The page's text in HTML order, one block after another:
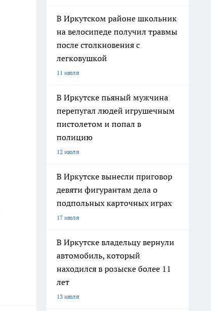
В Иркутском районе школьник
на велосипеде получил травмы
после столкновения с
легковушкой
11 июля
В Иркутске пьяный мужчина
перепугал людей игрушечным
пистолетом и попал в
полицию
12 июля
В Иркутске вынесли приговор
девяти фигурантам дела о
подпольных карточных играх
17 июля
В Иркутске владельцу вернули
автомобиль, который
находился в розыске более 11
лет
13 июля